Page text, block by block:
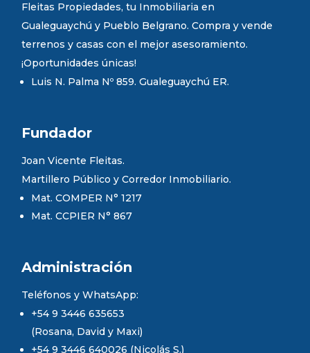
Fleitas Propiedades, tu Inmobiliaria en
Gualeguaychú y Pueblo Belgrano. Compra y vende
terrenos y casas con el mejor asesoramiento.
¡Oportunidades únicas!
Luis N. Palma Nº 859. Gualeguaychú ER.
Fundador
Joan Vicente Fleitas.
Martillero Público y Corredor Inmobiliario.
Mat. COMPER N° 1217
Mat. CCPIER N° 867
Administración
Teléfonos y WhatsApp:
+54 9 3446 635653
(Rosana, David y Maxi)
+54 9 3446 640026 (Nicolás S.)